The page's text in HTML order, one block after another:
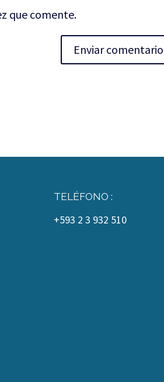
que comente.
TELÉFONO :
+593 2 3 932 510